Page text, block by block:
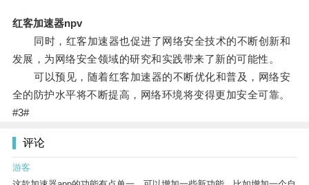
红客加速器npv
同时，红客加速器也促进了网络安全技术的不断创新和
发展，为网络安全领域的研究和实践带来了新的可能性。
可以预见，随着红客加速器的不断优化和普及，网络安
全的防护水平将不断提高，网络环境将变得更加安全可靠。
#3#
评论
游客